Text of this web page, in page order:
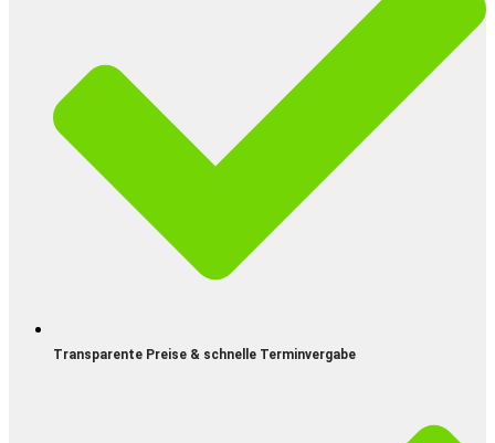
Transparente Preise & schnelle Terminvergabe